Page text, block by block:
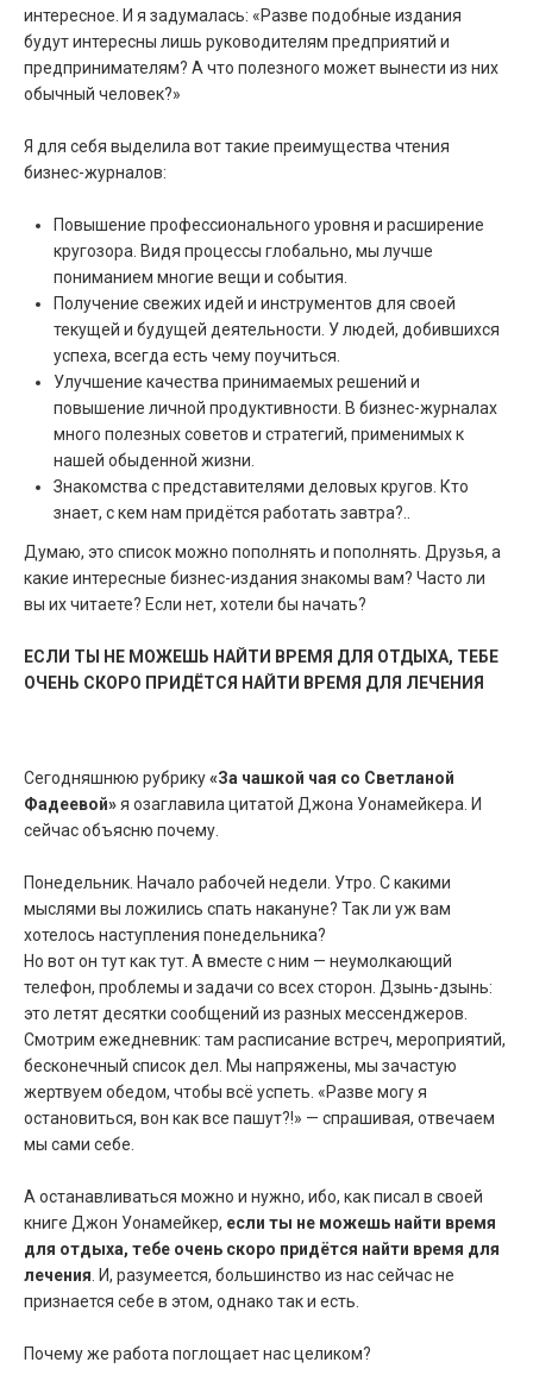
интересное. И я задумалась: «Разве подобные издания
будут интересны лишь руководителям предприятий и
предпринимателям? А что полезного может вынести из них
обычный человек?»
Я для себя выделила вот такие преимущества чтения
бизнес-журналов:
Повышение профессионального уровня и расширение
кругозора. Видя процессы глобально, мы лучше
пониманием многие вещи и события.
Получение свежих идей и инструментов для своей
текущей и будущей деятельности. У людей, добившихся
успеха, всегда есть чему поучиться.
Улучшение качества принимаемых решений и
повышение личной продуктивности. В бизнес-журналах
много полезных советов и стратегий, применимых к
нашей обыденной жизни.
Знакомства с представителями деловых кругов. Кто
знает, с кем нам придётся работать завтра?..
Думаю, это список можно пополнять и пополнять. Друзья, а
какие интересные бизнес-издания знакомы вам? Часто ли
вы их читаете? Если нет, хотели бы начать?
ЕСЛИ ТЫ НЕ МОЖЕШЬ НАЙТИ ВРЕМЯ ДЛЯ ОТДЫХА, ТЕБЕ
ОЧЕНЬ СКОРО ПРИДЁТСЯ НАЙТИ ВРЕМЯ ДЛЯ ЛЕЧЕНИЯ
Сегодняшнюю рубрику«За чашкой чая со Светланой
Фадеевой»я озаглавила цитатой Джона Уонамейкера. И
сейчас объясню почему.
Понедельник. Начало рабочей недели. Утро. С какими
мыслями вы ложились спать накануне? Так ли уж вам
хотелось наступления понедельника?
Но вот он тут как тут. А вместе с ним — неумолкающий
телефон, проблемы и задачи со всех сторон. Дзынь-дзынь:
это летят десятки сообщений из разных мессенджеров.
Смотрим ежедневник: там расписание встреч, мероприятий,
бесконечный список дел. Мы напряжены, мы зачастую
жертвуем обедом, чтобы всё успеть. «Разве могу я
остановиться, вон как все пашут?!» — спрашивая, отвечаем
мы сами себе.
А останавливаться можно и нужно, ибо, как писал в своей
книге Джон Уонамейкер, если ты не можешь найти время
для отдыха, тебе очень скоро придётся найти время для
лечения . И, разумеется, большинство из нас сейчас не
признается себе в этом, однако так и есть.
Почему же работа поглощает нас целиком?